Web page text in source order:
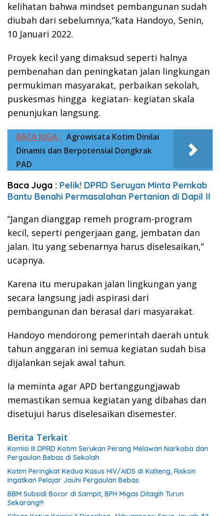
kelihatan bahwa mindset pembangunan sudah
diubah dari sebelumnya,”kata Handoyo, Senin,
10 Januari 2022.
Proyek kecil yang dimaksud seperti halnya
pembenahan dan peningkatan jalan lingkungan
permukiman masyarakat, perbaikan sekolah,
puskesmas hingga kegiatan- kegiatan skala
penunjukan langsung.
BACA JUGA : Agrowisata Kotim Dinilai
Dinamis dan Berpotensial Dongkrak
PAD
Baca Juga : Pelik! DPRD Seruyan Minta Pemkab
Bantu Benahi Permasalahan Pertanian di Dapil II
“Jangan dianggap remeh program-program
kecil, seperti pengerjaan gang, jembatan dan
jalan. Itu yang sebenarnya harus diselesaikan,”
ucapnya.
Karena itu merupakan jalan lingkungan yang
secara langsung jadi aspirasi dari
pembangunan dan berasal dari masyarakat.
Handoyo mendorong pemerintah daerah untuk
tahun anggaran ini semua kegiatan sudah bisa
dijalankan sejak awal tahun.
Ia meminta agar APD bertanggungjawab
memastikan semua kegiatan yang dibahas dan
disetujui harus diselesaikan disemester.
Berita Terkait
Komisi III DPRD Kotim Serukan Perang Melawan Narkoba dan
Pergaulan Bebas di Sekolah
Kotim Peringkat Kedua Kasus HIV/AIDS di Kalteng, Riskon
Ingatkan Pelajar Jauhi Pergaulan Bebas
BBM Subsidi Bocor di Sampit, BPH Migas Ditagih Turun
Sekarang!!!